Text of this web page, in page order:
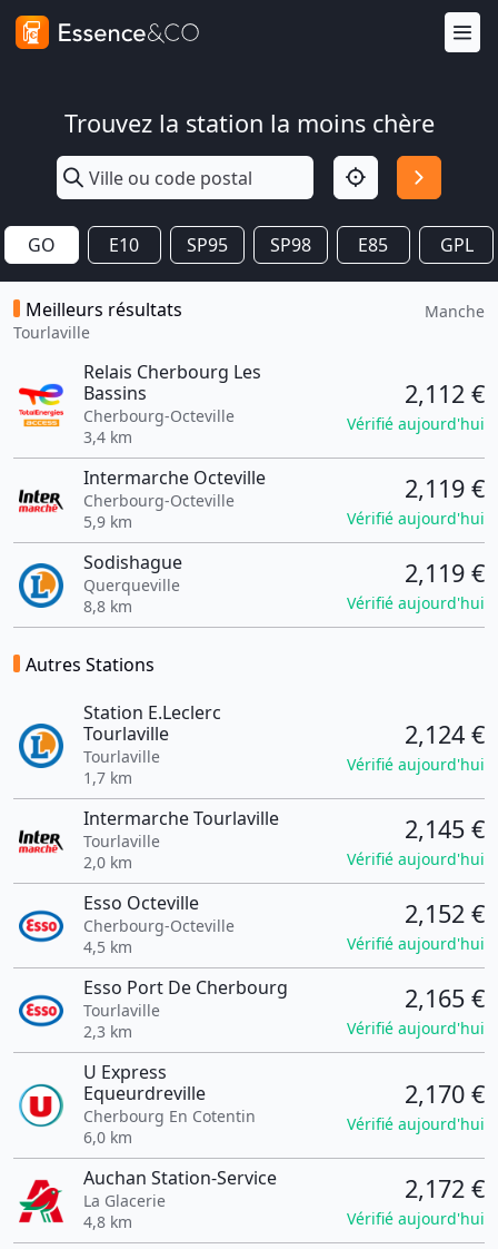
Trouvez la station la moins chère
GO E10 SP95 SP98 E85 GPL
Meilleurs résultats
Tourlaville
Manche
Relais Cherbourg Les
Bassins
Cherbourg-Octeville
3,4 km
2,112 €
Vérifié aujourd'hui
Intermarche Octeville
Cherbourg-Octeville
5,9 km
2,119 €
Vérifié aujourd'hui
Sodishague
Querqueville
8,8 km
2,119 €
Vérifié aujourd'hui
Autres Stations
Station E.Leclerc
Tourlaville
Tourlaville
1,7 km
2,124 €
Vérifié aujourd'hui
Intermarche Tourlaville
Tourlaville
2,0 km
2,145 €
Vérifié aujourd'hui
Esso Octeville
Cherbourg-Octeville
4,5 km
2,152 €
Vérifié aujourd'hui
Esso Port De Cherbourg
Tourlaville
2,3 km
2,165 €
Vérifié aujourd'hui
U Express
Equeurdreville
Cherbourg En Cotentin
6,0 km
2,170 €
Vérifié aujourd'hui
Auchan Station-Service
La Glacerie
4,8 km
2,172 €
Vérifié aujourd'hui